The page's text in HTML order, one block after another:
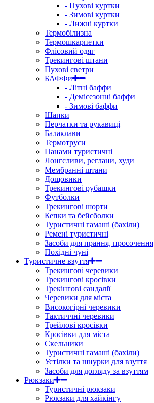
- Пухові куртки
- Зимові куртки
- Лижні куртки
Термобілизна
Термошкарпетки
Флісовий одяг
Трекингові штани
Пухові светри
БАФФи
- Літні баффи
- Демісезонні баффи
- Зимові баффи
Шапки
Перчатки та рукавиці
Балаклави
Термотруси
Панами туристичні
Лонгсливи, реглани, худи
Мембранні штани
Дощовики
Трекингові рубашки
Футболки
Трекингові шорти
Кепки та бейсболки
Туристичні гамаші (бахіли)
Ремені туристичні
Засоби для прання, просочення
Похідні чуні
Туристичне взуття
Трекингові черевики
Трекингові кросівки
Трекінгові сандалії
Черевики для міста
Високогірні черевики
Тактиччні черевики
Трейлові кросівки
Кросівки для міста
Скельники
Туристичні гамаші (бахіли)
Устілки та шнурки для взуття
Засоби для догляду за взуттям
Рюкзаки
Туристичні рюкзаки
Рюкзаки для хайкінгу